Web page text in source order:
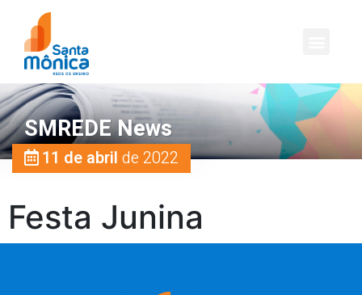
SMREDE News
11 de abril de 2022
Festa Junina